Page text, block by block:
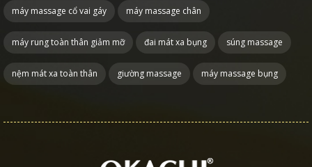
máy massage cổ vai gáy máy massage chân
máy rung toàn thân giảm mỡ đai mát xa bụng súng massage
nệm mát xa toàn thân giường massage máy massage bụng